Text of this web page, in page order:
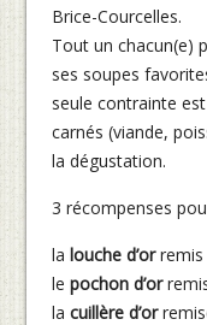
Brice-Courcelles.
Tout un chacun(e)
ses soupes
seule contrainte
carnés (viande,
la dégustation.
3 récompenses
la louche d’orremis
le pochon d’or
la cuillère d’or